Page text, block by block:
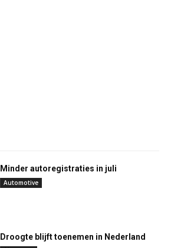
Minder autoregistraties in juli
Automotive
Droogte blijft toenemen in Nederland